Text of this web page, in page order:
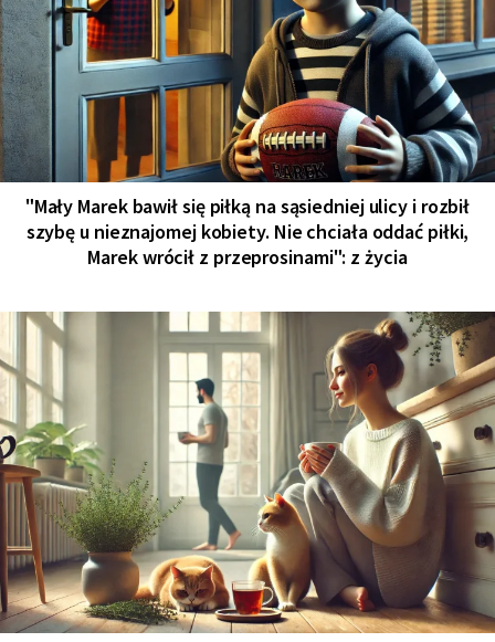
"Mały Marek bawił się piłką na sąsiedniej ulicy i rozbił
szybę u nieznajomej kobiety. Nie chciała oddać piłki,
Marek wrócił z przeprosinami": z życia